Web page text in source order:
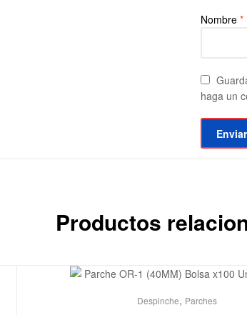
Nombre*
haga un
Productos
Despinche, Parches